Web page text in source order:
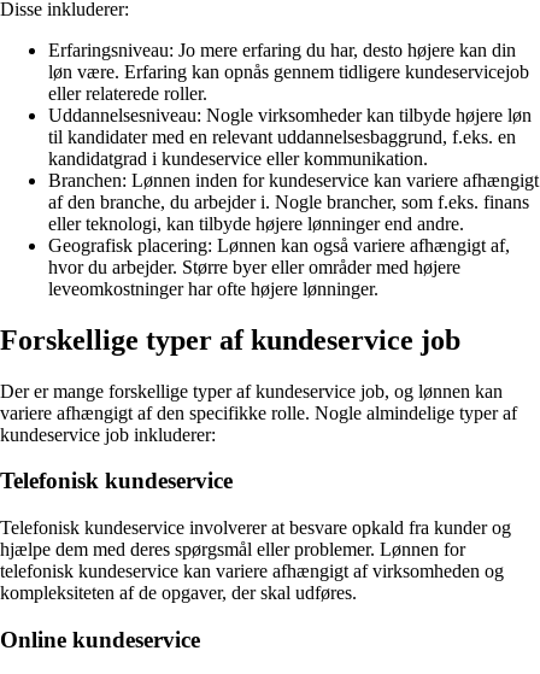
Disse inkluderer:
Erfaringsniveau: Jo mere erfaring du har, desto højere kan din
løn være. Erfaring kan opnås gennem tidligere kundeservicejob
eller relaterede roller.
Uddannelsesniveau: Nogle virksomheder kan tilbyde højere løn
til kandidater med en relevant uddannelsesbaggrund, f.eks. en
kandidatgrad i kundeservice eller kommunikation.
Branchen: Lønnen inden for kundeservice kan variere afhængigt
af den branche, du arbejder i. Nogle brancher, som f.eks. finans
eller teknologi, kan tilbyde højere lønninger end andre.
Geografisk placering: Lønnen kan også variere afhængigt af,
hvor du arbejder. Større byer eller områder med højere
leveomkostninger har ofte højere lønninger.
Forskellige typer af kundeservice job
Der er mange forskellige typer af kundeservice job, og lønnen kan
variere afhængigt af den specifikke rolle. Nogle almindelige typer af
kundeservice job inkluderer:
Telefonisk kundeservice
Telefonisk kundeservice involverer at besvare opkald fra kunder og
hjælpe dem med deres spørgsmål eller problemer. Lønnen for
telefonisk kundeservice kan variere afhængigt af virksomheden og
kompleksiteten af de opgaver, der skal udføres.
Online kundeservice